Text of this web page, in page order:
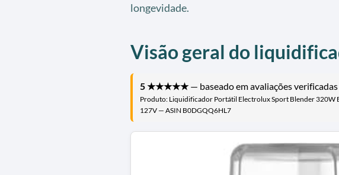
longevidade.
Visão geral do
5 ★★★★★— baseado em avaliações
Produto: Liquidificador Portátil Electrolux Sport Blender 320W
127V — ASIN B0DGQQ6HL7